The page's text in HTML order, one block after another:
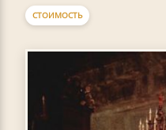
СТОИМОСТЬ